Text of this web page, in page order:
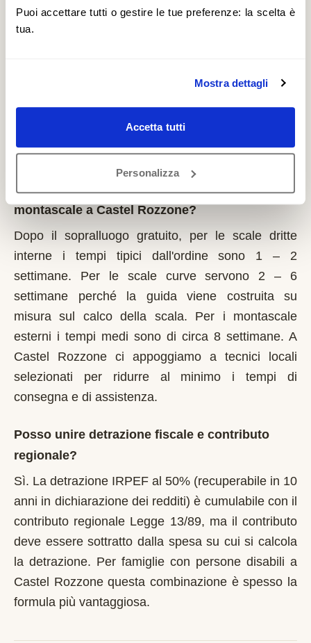
Puoi accettare tutti o gestire le tue preferenze: la scelta è
tua.
Mostra dettagli
Accetta tutti
Personalizza
il 1° marzo di ogni anno. La Regione Lombardia è
tra le più strutturate: bandi regolari, graduatorie
domanda va presentata sempre prima dell'inizio
dei lavori. Possono fare domanda i residenti a
Castel Rozzone con limitazioni motorie
documentate, proprietari o affittuari dell'immobile.
Quanto tempo serve per installare un
montascale a Castel Rozzone?
Dopo il sopralluogo gratuito, per le scale dritte
interne i tempi tipici dall'ordine sono 1 – 2
settimane. Per le scale curve servono 2 – 6
settimane perché la guida viene costruita su
misura sul calco della scala. Per i montascale
esterni i tempi medi sono di circa 8 settimane. A
Castel Rozzone ci appoggiamo a tecnici locali
selezionati per ridurre al minimo i tempi di
consegna e di assistenza.
Posso unire detrazione fiscale e contributo
regionale?
Sì. La detrazione IRPEF al 50% (recuperabile in 10
anni in dichiarazione dei redditi) è cumulabile con il
contributo regionale Legge 13/89, ma il contributo
deve essere sottratto dalla spesa su cui si calcola
la detrazione. Per famiglie con persone disabili a
Castel Rozzone questa combinazione è spesso la
formula più vantaggiosa.